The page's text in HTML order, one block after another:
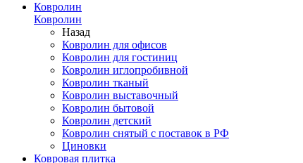
Ковролин
Ковролин
Назад
Ковролин для офисов
Ковролин для гостиниц
Ковролин иглопробивной
Ковролин тканый
Ковролин выставочный
Ковролин бытовой
Ковролин детский
Ковролин снятый с поставок в РФ
Циновки
Ковровая плитка